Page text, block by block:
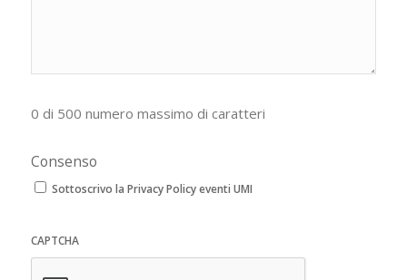
0 di 500 numero massimo di caratteri
Consenso
Sottoscrivo la Privacy Policy eventi UMI
CAPTCHA